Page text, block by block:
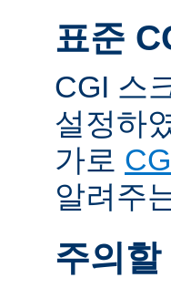
표준
CGI 스
설정하
가로
알려주
주의할